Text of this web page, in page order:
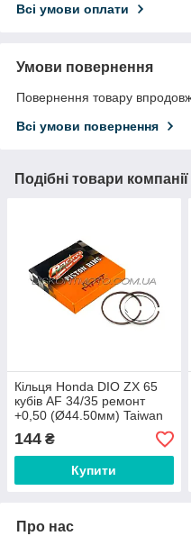
Всі умови оплати
Умови повернення
Повернення товару
Всі умови повернення
Подібні товари компанії
Кільця Honda DIO ZX 65
кубів AF 34/35 ремонт
+0,50 (Ø44.50мм) Taiwan
MTRT
144 ₴
Купити
Про нас